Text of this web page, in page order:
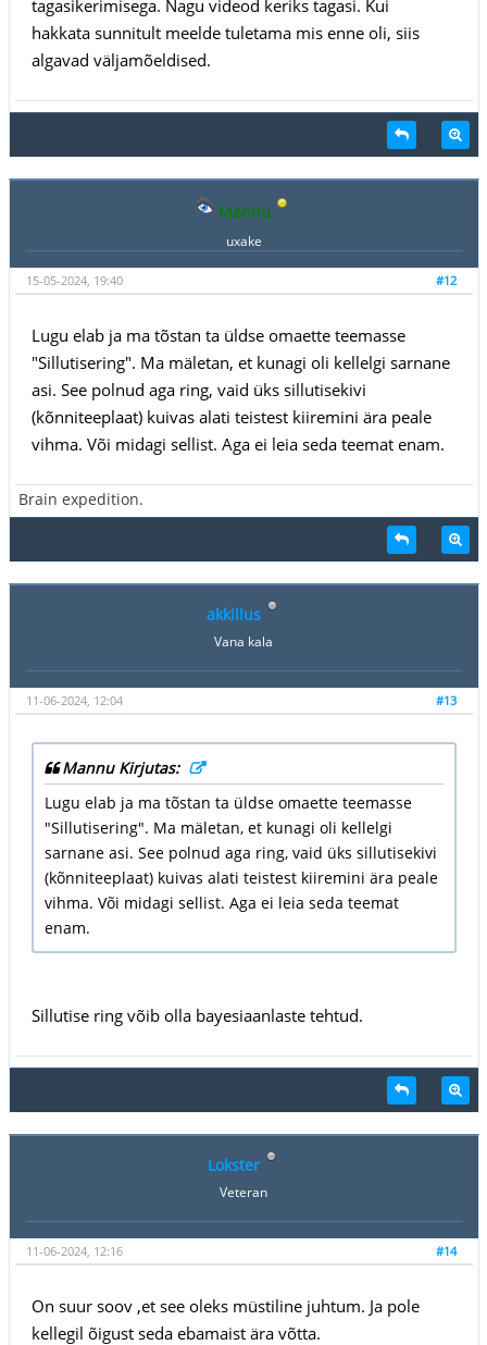
tagasikerimisega. Nagu videod keriks tagasi. Kui
hakkata sunnitult meelde tuletama mis enne oli, siis
algavad väljamõeldised.
Mannu
uxake
#12
15-05-2024, 19:40
Lugu elab ja ma tõstan ta üldse omaette teemasse
"Sillutisering". Ma mäletan, et kunagi oli kellelgi sarnane
asi. See polnud aga ring, vaid üks sillutisekivi
(kõnniteeplaat) kuivas alati teistest kiiremini ära peale
vihma. Või midagi sellist. Aga ei leia seda teemat enam.
Brain expedition.
akkillus
Vana kala
#13
11-06-2024, 12:04
Mannu Kirjutas:
Lugu elab ja ma tõstan ta üldse omaette teemasse
"Sillutisering". Ma mäletan, et kunagi oli kellelgi
sarnane asi. See polnud aga ring, vaid üks sillutisekivi
(kõnniteeplaat) kuivas alati teistest kiiremini ära peale
vihma. Või midagi sellist. Aga ei leia seda teemat
enam.
Sillutise ring võib olla bayesiaanlaste tehtud.
Lokster
Veteran
#14
11-06-2024, 12:16
On suur soov ,et see oleks müstiline juhtum. Ja pole
kellegil õigust seda ebamaist ära võtta.